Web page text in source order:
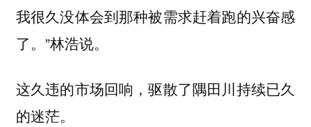
我很久没体会到那种被需求赶着跑的兴奋感
了。”林浩说。
这久违的市场回响，驱散了隅田川持续已久
的迷茫。